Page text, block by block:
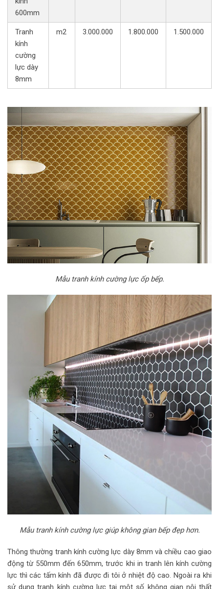
600mm
Tranh
kính
cường
lực dày
8mm
m2 3.000.000 1.800.000 1.500.000
Mẫu tranh kính cường lực ốp bếp.
Mẫu tranh kính cường lực giúp không gian bếp đẹp hơn.
Thông thường tranh kính cường lực dày 8mm và chiều cao giao
động từ 550mm đến 650mm, trước khi in tranh lên kính cường
lực thì các tấm kính đã được đi tôi ở nhiệt độ cao. Ngoài ra khi
sử dụng tranh kính cường lực tại một số không gian nội thất